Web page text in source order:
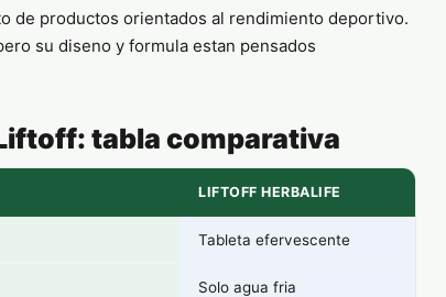
de productos orientados al rendimiento deportivo.
su diseno y formula estan pensados
tabla comparativa
LIFTOFF HERBALIFE
Tableta efervescente
Solo agua fria